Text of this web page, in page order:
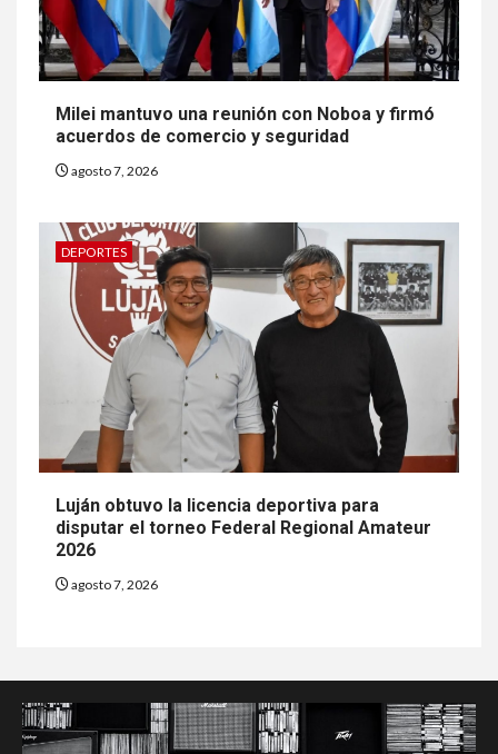
Milei mantuvo una reunión con Noboa y firmó
acuerdos de comercio y seguridad
agosto 7, 2026
DEPORTES
Luján obtuvo la licencia deportiva para
disputar el torneo Federal Regional Amateur
2026
agosto 7, 2026